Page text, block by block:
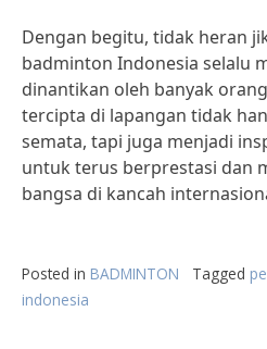
Dengan begitu, tidak heran
badminton Indonesia selalu
dinantikan oleh banyak
tercipta di lapangan tidak
semata, tapi juga menjadi
untuk terus berprestasi dan
bangsa di kancah
Posted in BADMINTON Tagged
indonesia